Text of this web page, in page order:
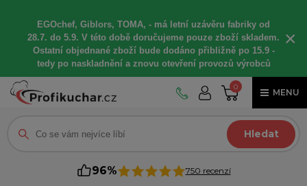
EGOchef, Giblors, TOMA, - má letní uzávěru fabriky od
28.7. do 5.9. V této době doručujeme pouze zboží skladem.
Ostatní objednané zboží bude dodáno přibližně po 15.9 -
tedy po naskladnění a znovu otevření provozů výrobců
×
0
MENU
Hledat
96% 750 recenzí